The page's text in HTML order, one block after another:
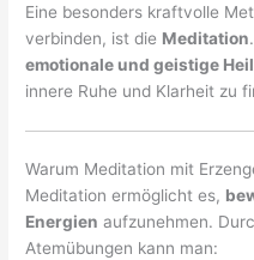
Eine besonders kraftvolle
verbinden, ist die Meditation
emotionale und geistige
innere Ruhe und Klarheit zu
Warum Meditation mit
Meditation ermöglicht es,
Energien aufzunehmen.
Atemübungen kann man: